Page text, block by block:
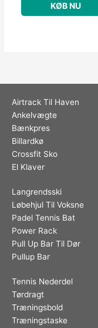
KØB NU
Airtrack Til Haven
Ankelvægte
Bænkpres
Billardkø
Crossfit Sko
El Klaver
Langrendsski
Løbehjul Til Voksne
Padel Tennis Bat
Power Rack
Pull Up Bar Til Dør
Pullup Bar
Tennis Nederdel
Tørdragt
Træningsbold
Træningstaske